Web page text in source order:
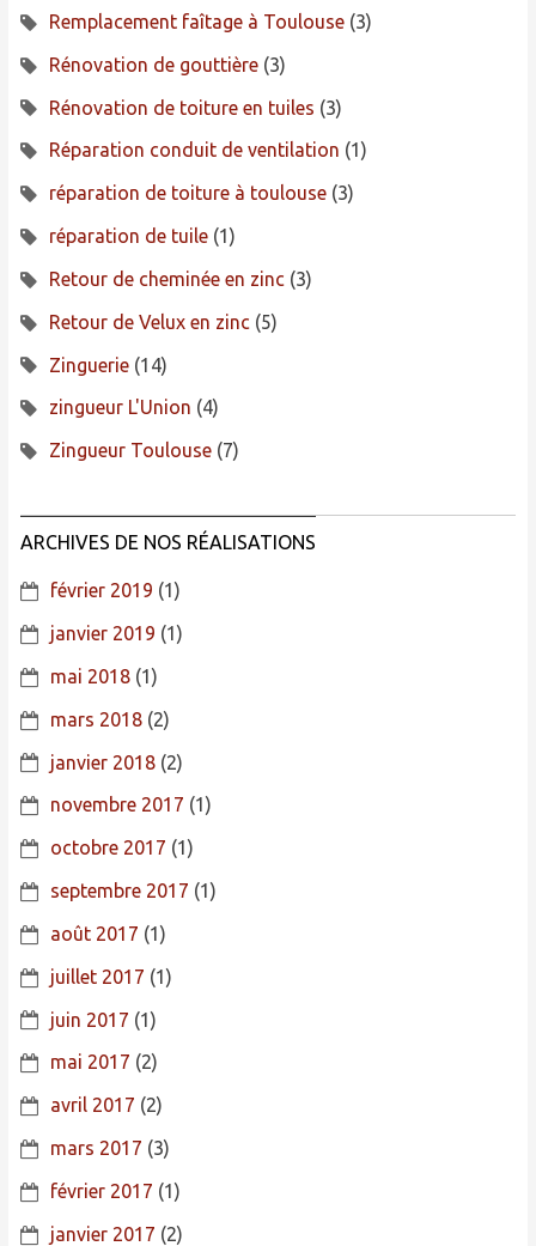
Remplacement faîtage à Toulouse(3)
Rénovation de gouttière(3)
Rénovation de toiture en tuiles (3)
Réparation conduit de ventilation (1)
réparation de toiture à toulouse(3)
réparation de tuile(1)
Retour de cheminée en zinc(3)
Retour de Velux en zinc(5)
Zinguerie(14)
zingueur L'Union (4)
Zingueur Toulouse(7)
ARCHIVES DE NOS RÉALISATIONS
février 2019 (1)
janvier 2019 (1)
mai 2018(1)
mars 2018(2)
janvier 2018(2)
novembre 2017 (1)
octobre 2017 (1)
septembre 2017 (1)
août 2017 (1)
juillet 2017 (1)
juin 2017 (1)
mai 2017 (2)
avril 2017 (2)
mars 2017 (3)
février 2017 (1)
janvier 2017 (2)